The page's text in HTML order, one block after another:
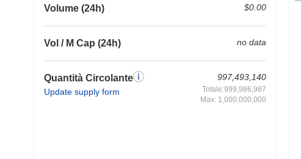
Volume (24h) $0.00
Vol / M Cap (24h) no data
Quantità Circolante
Update supply form
997,493,140
Totale:999,986,987
Max: 1,000,000,000